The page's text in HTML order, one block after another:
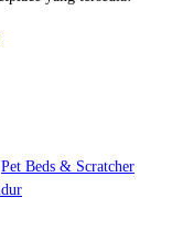
Pet Beds & Scratcher